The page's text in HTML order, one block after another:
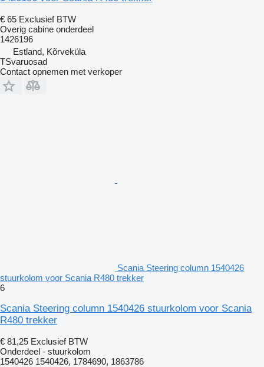
€ 65 Exclusief BTW
Overig cabine onderdeel
1426196
Estland, Kõrveküla
TSvaruosad
Contact opnemen met verkoper
Scania Steering column 1540426
stuurkolom voor Scania R480 trekker
6
Scania Steering column 1540426 stuurkolom voor Scania
R480 trekker
€ 81,25 Exclusief BTW
Onderdeel - stuurkolom
1540426 1540426, 1784690, 1863786